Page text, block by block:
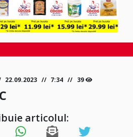
22.09.2023 7:34 39
articolul: